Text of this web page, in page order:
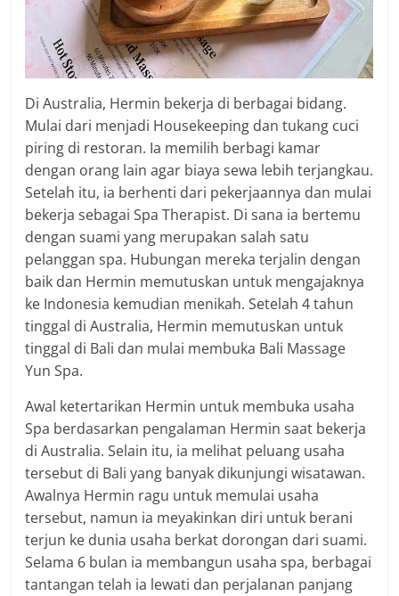
Di Australia, Hermin bekerja di berbagai bidang.
Mulai dari menjadi Housekeeping dan tukang cuci
piring di restoran. Ia memilih berbagi kamar
dengan orang lain agar biaya sewa lebih terjangkau.
Setelah itu, ia berhenti dari pekerjaannya dan mulai
bekerja sebagai Spa Therapist. Di sana ia bertemu
dengan suami yang merupakan salah satu
pelanggan spa. Hubungan mereka terjalin dengan
baik dan Hermin memutuskan untuk mengajaknya
ke Indonesia kemudian menikah. Setelah 4 tahun
tinggal di Australia, Hermin memutuskan untuk
tinggal di Bali dan mulai membuka Bali Massage
Yun Spa.
Awal ketertarikan Hermin untuk membuka usaha
Spa berdasarkan pengalaman Hermin saat bekerja
di Australia. Selain itu, ia melihat peluang usaha
tersebut di Bali yang banyak dikunjungi wisatawan.
Awalnya Hermin ragu untuk memulai usaha
tersebut, namun ia meyakinkan diri untuk berani
terjun ke dunia usaha berkat dorongan dari suami.
Selama 6 bulan ia membangun usaha spa, berbagai
tantangan telah ia lewati dan perjalanan panjang